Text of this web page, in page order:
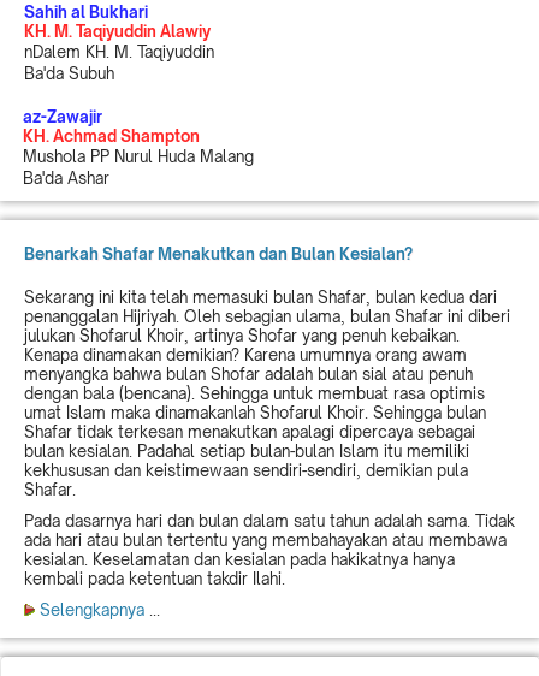
Sahih al Bukhari
KH. M. Taqiyuddin Alawiy
nDalem KH. M. Taqiyuddin
Ba'da Subuh
az-Zawajir
KH. Achmad Shampton
Mushola PP Nurul Huda Malang
Ba'da Ashar
Benarkah Shafar Menakutkan dan Bulan Kesialan?
Sekarang ini kita telah memasuki bulan Shafar, bulan kedua dari
penanggalan Hijriyah. Oleh sebagian ulama, bulan Shafar ini diberi
julukan Shofarul Khoir, artinya Shofar yang penuh kebaikan.
Kenapa dinamakan demikian? Karena umumnya orang awam
menyangka bahwa bulan Shofar adalah bulan sial atau penuh
dengan bala (bencana). Sehingga untuk membuat rasa optimis
umat Islam maka dinamakanlah Shofarul Khoir. Sehingga bulan
Shafar tidak terkesan menakutkan apalagi dipercaya sebagai
bulan kesialan. Padahal setiap bulan-bulan Islam itu memiliki
kekhususan dan keistimewaan sendiri-sendiri, demikian pula
Shafar.
Pada dasarnya hari dan bulan dalam satu tahun adalah sama. Tidak
ada hari atau bulan tertentu yang membahayakan atau membawa
kesialan. Keselamatan dan kesialan pada hakikatnya hanya
kembali pada ketentuan takdir Ilahi.
Selengkapnya ...